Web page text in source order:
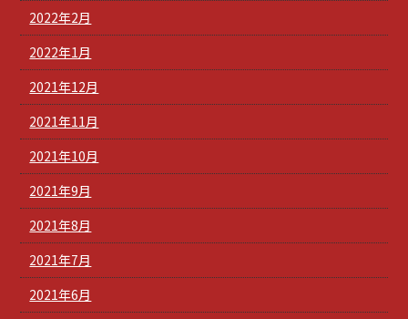
2022年2月
2022年1月
2021年12月
2021年11月
2021年10月
2021年9月
2021年8月
2021年7月
2021年6月